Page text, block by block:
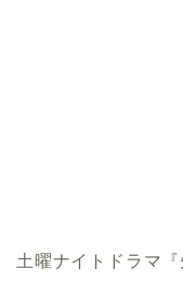
土曜ナイトドラマ